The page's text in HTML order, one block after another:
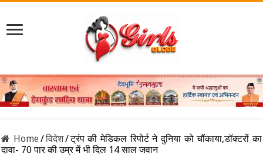
Home/विदेश/ट्रंप की मेडिकल रिपोर्ट ने दुनिया को चौंकाया,डॉक्टरों का
दावा- 70 पार की उम्र में भी दिल 14 साल जवान